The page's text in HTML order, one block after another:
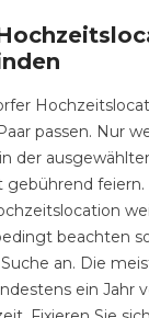
passen. Nur
der
gebührend
beachten
an. Die
ein Jahr